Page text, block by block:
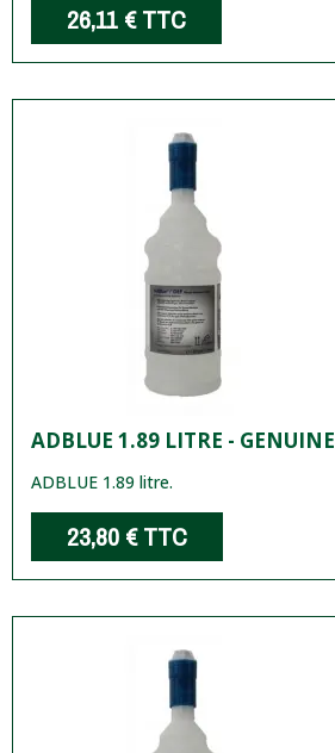
26,11 €TTC
ADBLUE 1.89 LITRE - GENUINE
ADBLUE 1.89 litre.
23,80 €TTC